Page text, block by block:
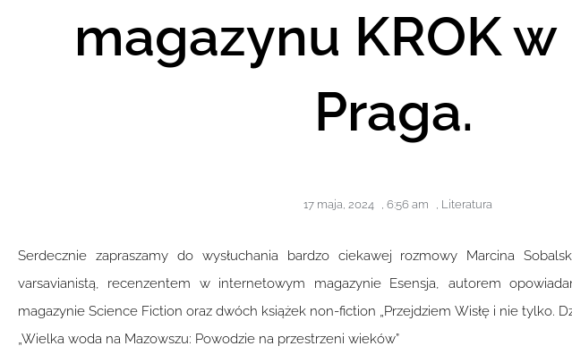
magazynu KROK w
Praga.
17 maja, 2024 , 6:56 am , Literatura
Serdecznie zapraszamy do wysłuchania bardzo ciekawej rozmowy Marcina
varsavianistą, recenzentem w internetowym magazynie Esensja, autorem
magazynie Science Fiction oraz dwóch książek non-fiction „Przejdziem Wisłę i nie tylko.
„Wielka woda na Mazowszu: Powodzie na przestrzeni wieków”